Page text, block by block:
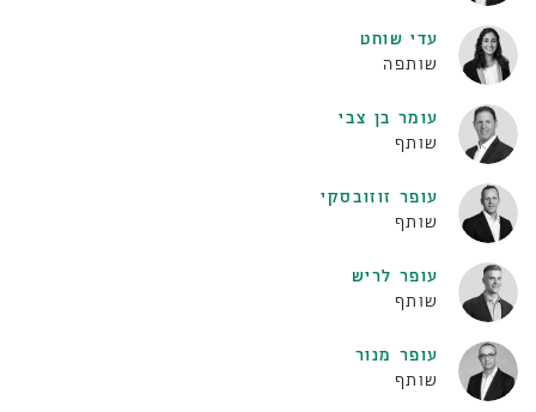
עדי שוחט
שותפה
עומר בן צבי
שותף
עופר זוזובסקי
שותף
עופר לריש
שותף
עופר מנור
שותף